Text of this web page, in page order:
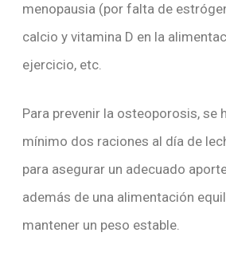
menopausia (por falta de
calcio y vitamina D en la
ejercicio, etc.
Para prevenir la osteoporosis, se
mínimo dos raciones al día de
para asegurar un adecuado
además de una alimentación
mantener un peso estable.